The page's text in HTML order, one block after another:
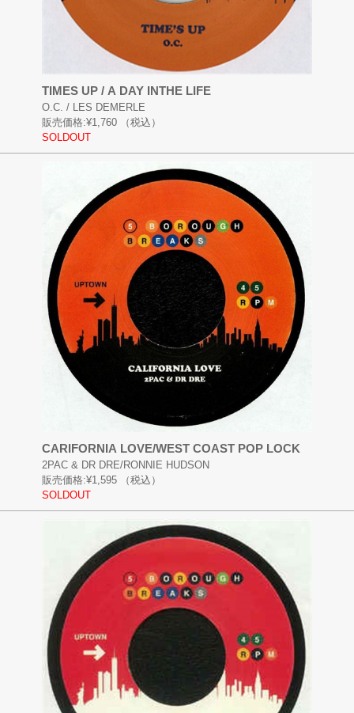
TIMES UP / A DAY INTHE LIFE
O.C. / LES DEMERLE
販売価格:¥1,760
（税込）
SOLDOUT
CARIFORNIA LOVE/WEST COAST POP LOCK
2PAC & DR DRE/RONNIE HUDSON
販売価格:¥1,595
（税込）
SOLDOUT